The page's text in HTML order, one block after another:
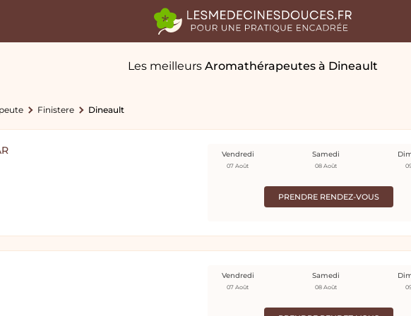
Les meilleurs Aromathérapeutes à Dineault
Finistere Dineault
PRENDRE RENDEZ-VOUS
Vendredi
07 Août
Samedi
08 Août
Vendredi
07 Août
Samedi
08 Août